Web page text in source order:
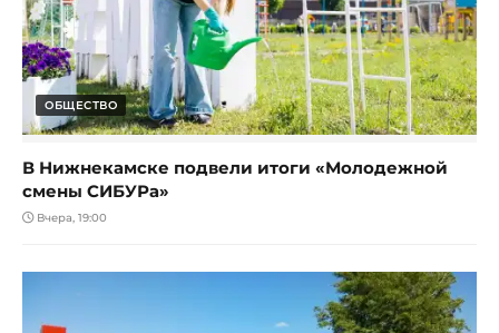
ОБЩЕСТВО
В Нижнекамске подвели итоги «Молодежной
смены СИБУРа»
Вчера, 19:00